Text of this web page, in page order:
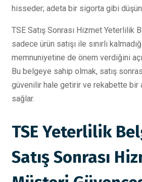
hisseder; adeta bir sigorta gibi
TSE Satış Sonrası Hizmet Yeterlilik
sadece ürün satışı ile sınırlı
memnuniyetine de önem verdiğini
Bu belgeye sahip olmak, satış
güvenilir hale getirir ve rekabette bir
sağlar.
TSE Yeterlilik
Satış Sonrası